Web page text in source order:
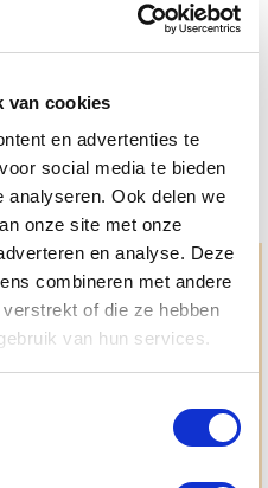
van cookies
en advertenties te
social media te bieden
analyseren. Ook delen we
onze site met onze
en analyse. Deze
combineren met andere
of die ze hebben
van hun services.
E Plus 250 g
€ 16,67
krijgen. Dat is waar we het
worden we
van producten van
je graag, doen wat wij
bent; dat menen we en